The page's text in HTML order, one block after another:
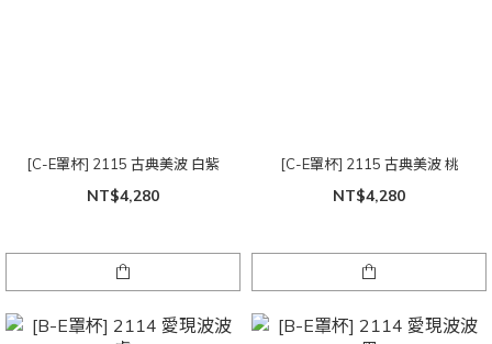
[C-E罩杯] 2115 古典美波 白紫
NT$4,280
[C-E罩杯] 2115 古典美波 桃
NT$4,280